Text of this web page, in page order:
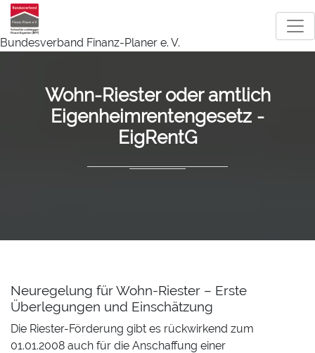
Bundesverband Finanz-Planer e. V.
Wohn-Riester oder amtlich
Eigenheimrentengesetz -
EigRentG
Neuregelung für Wohn-Riester – Erste
Überlegungen und Einschätzung
Die Riester-Förderung gibt es rückwirkend zum
01.01.2008 auch für die Anschaffung einer